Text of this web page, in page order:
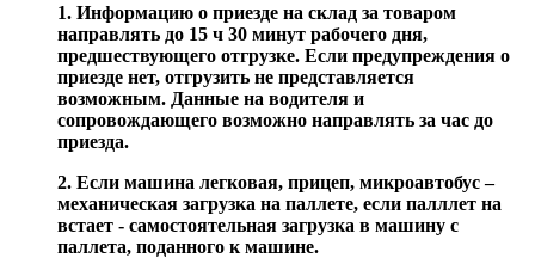
1. Информацию о приезде на склад за товаром
направлять до 15 ч 30 минут рабочего дня,
предшествующего отгрузке. Если предупреждения о
приезде нет, отгрузить не представляется
возможным. Данные на водителя и
сопровождающего возможно направлять за час до
приезда.
2. Если машина легковая, прицеп, микроавтобус –
механическая загрузка на паллете, если палллет на
встает - самостоятельная загрузка в машину с
паллета, поданного к машине.